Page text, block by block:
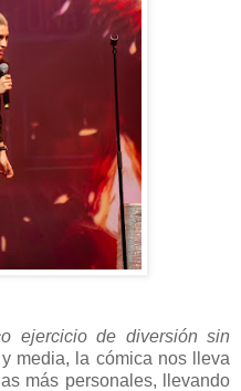
ejercicio de diversión sin
media, la cómica nos lleva
más personales, llevando